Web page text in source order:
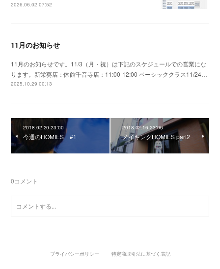
2026.06.02 07:52
11月のお知らせ
11月のお知らせです。11/3（月・祝）は下記のスケジュールでの営業にな
ります。新栄葵店：休館千音寺店：11:00-12:00 ベーシッククラス11/24…
2025.10.29 00:13
2018.02.20 23:00
今週のHOMIES #1
2018.02.16 23:06
メイキングHOMIES part2
0コメント
プライバシーポリシー 特定商取引法に基づく表記